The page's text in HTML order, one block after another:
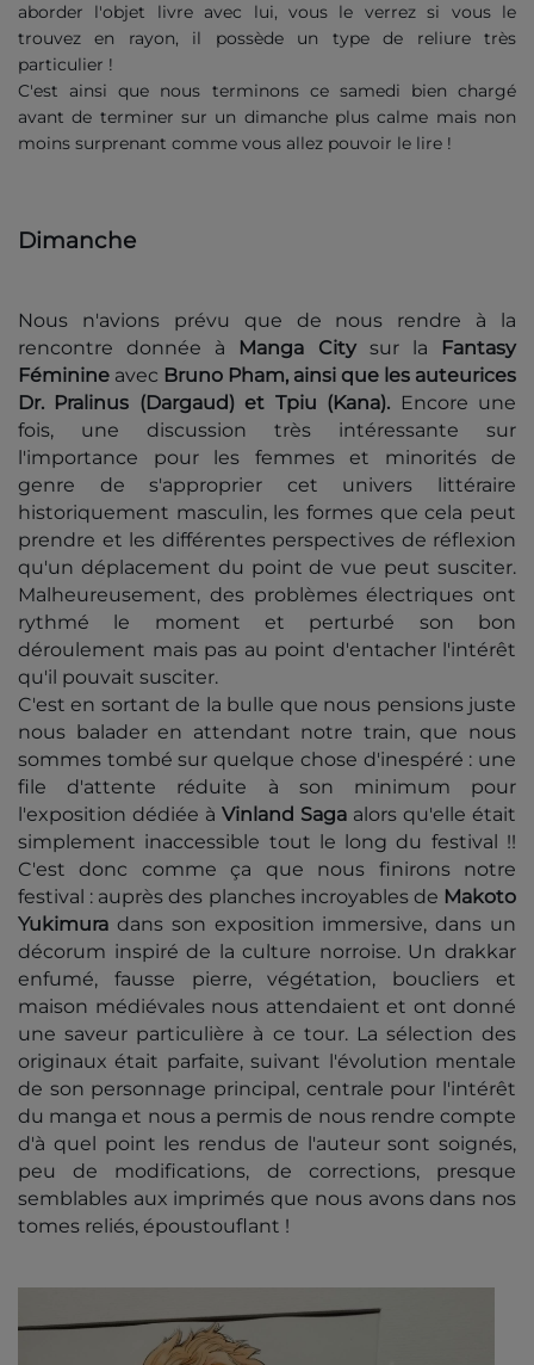
aborder l'objet livre avec lui, vous le verrez si vous le
trouvez en rayon, il possède un type de reliure très
particulier !
C'est ainsi que nous terminons ce samedi bien chargé
avant de terminer sur un dimanche plus calme mais non
moins surprenant comme vous allez pouvoir le lire !
Dimanche
Nous n'avions prévu que de nous rendre à la
rencontre donnée à
Manga Citysur la
Fantasy
Féminine avec Bruno Pham, ainsi que les auteurices
Dr. Pralinus (Dargaud) et Tpiu (Kana). Encore une
fois, une discussion très intéressante sur
l'importance pour les femmes et minorités de
genre de s'approprier cet univers littéraire
historiquement masculin, les formes que cela peut
prendre et les différentes perspectives de réflexion
qu'un déplacement du point de vue peut susciter.
Malheureusement, des problèmes électriques ont
rythmé le moment et perturbé son bon
déroulement mais pas au point d'entacher l'intérêt
qu'il pouvait susciter.
C'est en sortant de la bulle que nous pensions juste
nous balader en attendant notre train, que nous
sommes tombé sur quelque chose d'inespéré : une
file d'attente réduite à son minimum pour
l'exposition dédiée à Vinland Saga alors qu'elle était
simplement inaccessible tout le long du festival !!
C'est donc comme ça que nous finirons notre
festival : auprès des planches incroyables de Makoto
Yukimura dans son exposition immersive, dans un
décorum inspiré de la culture norroise. Un drakkar
enfumé, fausse pierre, végétation, boucliers et
maison médiévales nous attendaient et ont donné
une saveur particulière à ce tour. La sélection des
originaux était parfaite, suivant l'évolution mentale
de son personnage principal, centrale pour l'intérêt
du manga et nous a permis de nous rendre compte
d'à quel point les rendus de l'auteur sont soignés,
peu de modifications, de corrections, presque
semblables aux imprimés que nous avons dans nos
tomes reliés, époustouflant !